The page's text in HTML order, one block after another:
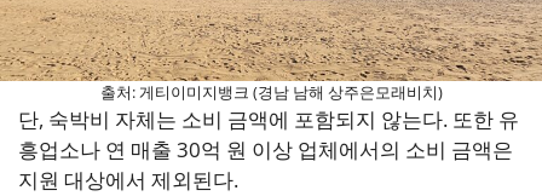
출처: 게티이미지뱅크 (경남 남해 상주은모래비치)
단, 숙박비 자체는 소비 금액에 포함되지 않는다. 또한 유
흥업소나 연 매출 30억 원 이상 업체에서의 소비 금액은
지원 대상에서 제외된다.